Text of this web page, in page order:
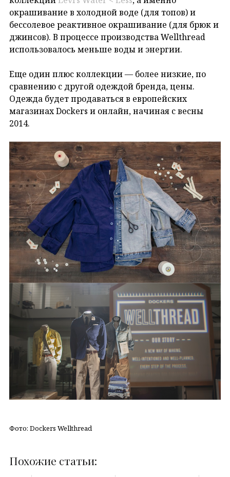
окрашивание в холодной воде (для топов) и
бессолевое реактивное окрашивание (для брюк и
джинсов). В процессе производства Wellthread
использовалось меньше воды и энергии.
Еще один плюс коллекции — более низкие, по
сравнению с другой одеждой бренда, цены.
Одежда будет продаваться в европейских
магазинах Dockers и онлайн, начиная с весны
2014.
Фото: Dockers Wellthread
Похожие статьи: